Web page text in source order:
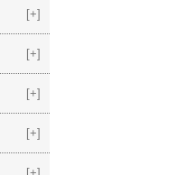
[+]
[+]
[+]
[+]